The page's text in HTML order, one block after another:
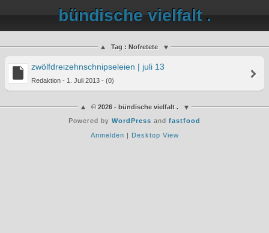
bündische vielfalt .
Tag : Nofretete
zwölfdreizehnschnipseleien | juli 13
Redaktion - 1. Juli 2013 - (0)
© 2026 - bündische vielfalt .
Powered by WordPress and fastfood
Anmelden | Desktop View